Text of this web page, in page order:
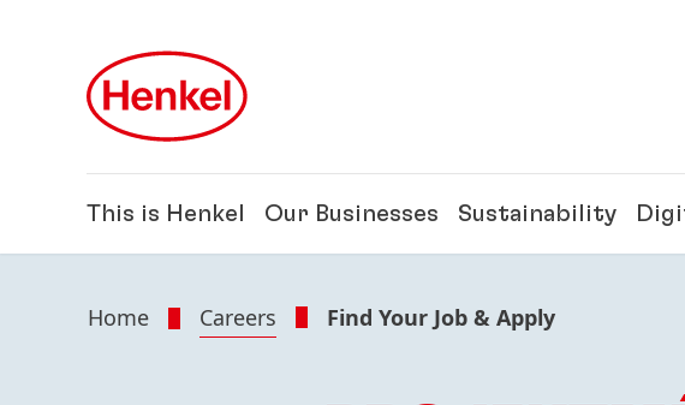
This is Henkel Our Businesses Sustainability
Home Careers Find Your Job & Apply